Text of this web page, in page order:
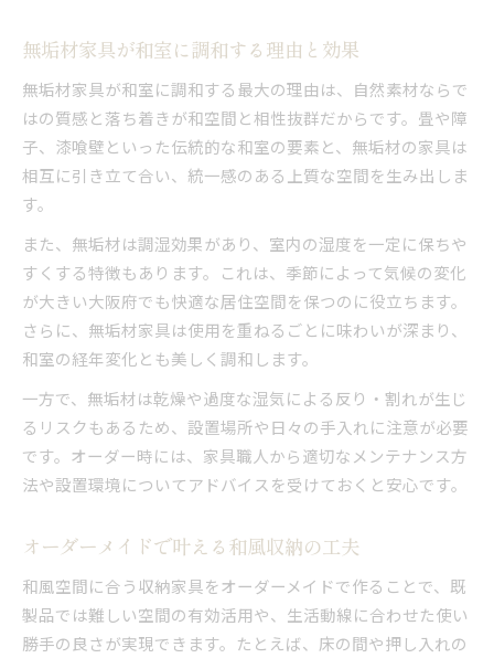
無垢材家具が和室に調和する理由と効果
無垢材家具が和室に調和する最大の理由は、自然素材ならで
はの質感と落ち着きが和空間と相性抜群だからです。畳や障
子、漆喰壁といった伝統的な和室の要素と、無垢材の家具は
相互に引き立て合い、統一感のある上質な空間を生み出しま
す。
また、無垢材は調湿効果があり、室内の湿度を一定に保ちや
すくする特徴もあります。これは、季節によって気候の変化
が大きい大阪府でも快適な居住空間を保つのに役立ちます。
さらに、無垢材家具は使用を重ねるごとに味わいが深まり、
和室の経年変化とも美しく調和します。
一方で、無垢材は乾燥や過度な湿気による反り・割れが生じ
るリスクもあるため、設置場所や日々の手入れに注意が必要
です。オーダー時には、家具職人から適切なメンテナンス方
法や設置環境についてアドバイスを受けておくと安心です。
オーダーメイドで叶える和風収納の工夫
和風空間に合う収納家具をオーダーメイドで作ることで、既
製品では難しい空間の有効活用や、生活動線に合わせた使い
勝手の良さが実現できます。たとえば、床の間や押し入れの